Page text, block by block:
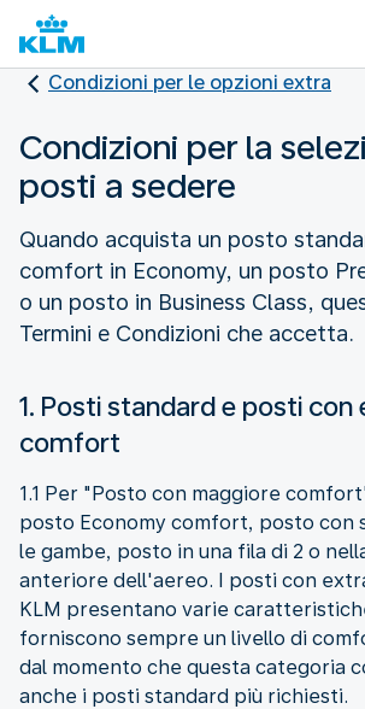
Condizioni per le opzioni extra
Condizioni per la
posti a sedere
Quando acquista un posto
comfort in Economy, un posto
o un posto in Business Class,
Termini e Condizioni che accetta.
1. Posti standard e posti con
comfort
1.1 Per "Posto con maggiore
posto Economy comfort, posto con
le gambe, posto in una fila di 2 o
anteriore dell'aereo. I posti con
KLM presentano varie
forniscono sempre un livello di
dal momento che questa categoria
anche i posti standard più richiesti.